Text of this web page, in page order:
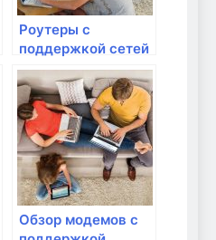
Роутеры с
поддержкой сетей
нового поколения:
5G или 6G?
Обзор модемов с